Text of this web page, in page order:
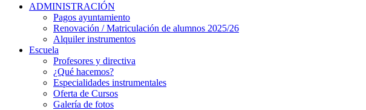
ADMINISTRACIÓN
Pagos ayuntamiento
Renovación / Matriculación de alumnos 2025/26
Alquiler instrumentos
Escuela
Profesores y directiva
¿Qué hacemos?
Especialidades instrumentales
Oferta de Cursos
Galería de fotos